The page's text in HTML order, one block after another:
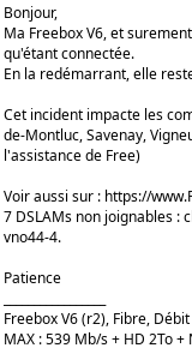
Bonjour,
Ma Freebox V6, et
qu'étant connectée.
En la redémarrant, elle
Cet incident impacte les
de-Montluc, Savenay,
l'assistance de Free)
Voir aussi sur : https://
7 DSLAMs non joignables :
vno44-4.
Patience
Freebox V6 (r2), Fibre,
MAX : 539 Mb/s + HD 2To